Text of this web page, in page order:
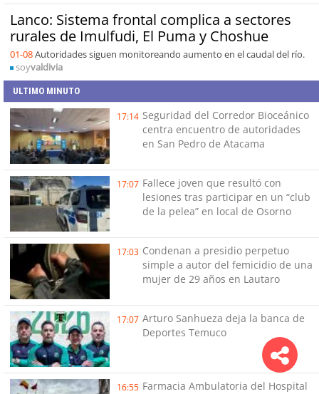
Lanco: Sistema frontal complica a sectores
rurales de Imulfudi, El Puma y Choshue
01-08Autoridades siguen monitoreando aumento en el caudal del río.
soyvaldivia
ULTIMO MINUTO
17:14 Seguridad del Corredor Bioceánico
centra encuentro de autoridades
en San Pedro de Atacama
17:07 Fallece joven que resultó con
lesiones tras participar en un “club
de la pelea” en local de Osorno
17:03 Condenan a presidio perpetuo
simple a autor del femicidio de una
mujer de 29 años en Lautaro
17:07 Arturo Sanhueza deja la banca de
Deportes Temuco
16:55 Farmacia Ambulatoria del Hospital